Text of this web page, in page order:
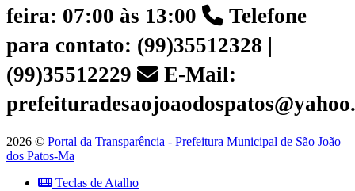
feira: 07:00 às 13:00
Telefone
para contato: (99)35512328 |
(99)35512229
E-Mail:
2026 © Portal da Transparência - Prefeitura Municipal de São João
dos Patos-Ma
Teclas de Atalho